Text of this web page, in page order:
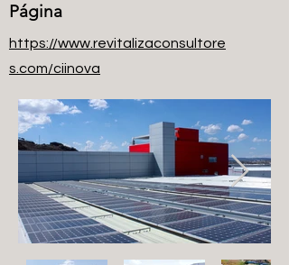
​Página
https://www.revitalizaconsultore
s.com/ciinova